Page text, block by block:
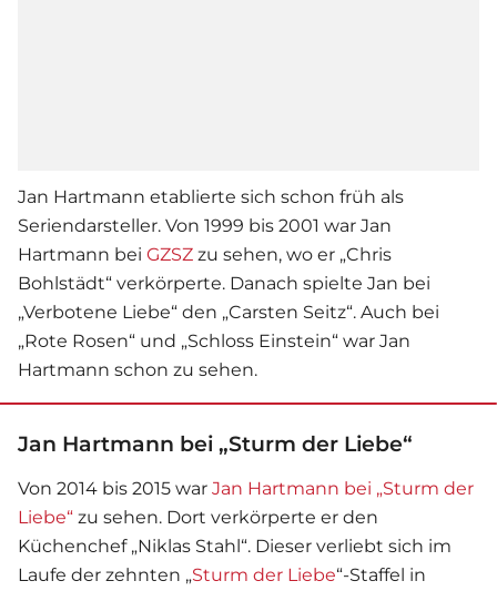
Jan Hartmann etablierte sich schon früh als
Seriendarsteller. Von 1999 bis 2001 war Jan
Hartmann bei GZSZ zu sehen, wo er „Chris
Bohlstädt“ verkörperte. Danach spielte Jan bei
„Verbotene Liebe“ den „Carsten Seitz“. Auch bei
„Rote Rosen“ und „Schloss Einstein“ war Jan
Hartmann schon zu sehen.
Jan Hartmann bei „Sturm der Liebe“
Von 2014 bis 2015 war Jan Hartmann bei „Sturm der
Liebe“ zu sehen. Dort verkörperte er den
Küchenchef „Niklas Stahl“. Dieser verliebt sich im
Laufe der zehnten „Sturm der Liebe“-Staffel in